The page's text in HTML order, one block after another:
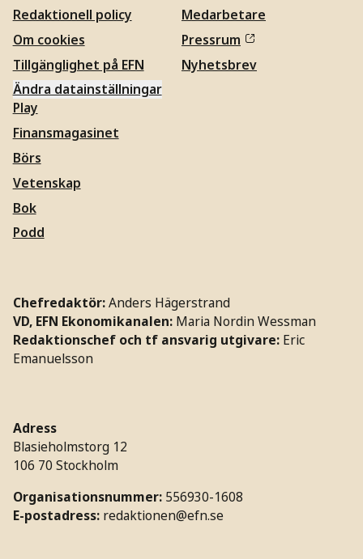
Redaktionell policy
Om cookies
Tillgänglighet på EFN
Ändra datainställningar
Medarbetare
Pressrum
Nyhetsbrev
Play
Finansmagasinet
Börs
Vetenskap
Bok
Podd
Chefredaktör:Anders Hägerstrand
VD, EFN Ekonomikanalen: Maria Nordin Wessman
Redaktionschef och tf ansvarig utgivare: Eric
Emanuelsson
Adress
Blasieholmstorg 12
106 70 Stockholm
Organisationsnummer: 556930-1608
E-postadress: redaktionen@efn.se